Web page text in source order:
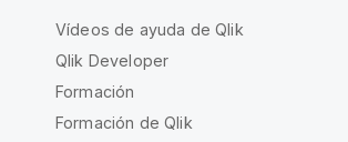
Vídeos de ayuda de Qlik
Qlik Developer
Formación
Formación de Qlik